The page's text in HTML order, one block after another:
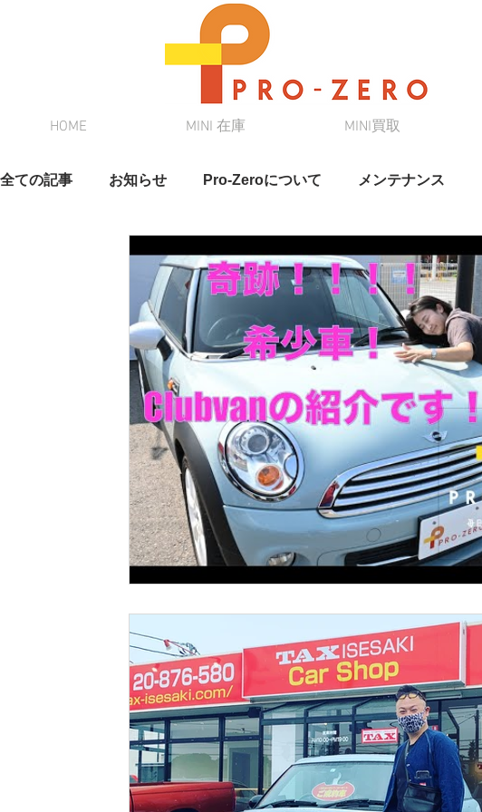
HOME MINI 在庫 MINI買取
全ての記事 お知らせ Pro-Zeroについて メンテナンス
スタッフブログ 奈緒さんブログ クルマ情報 納車
DAMD 新車リース